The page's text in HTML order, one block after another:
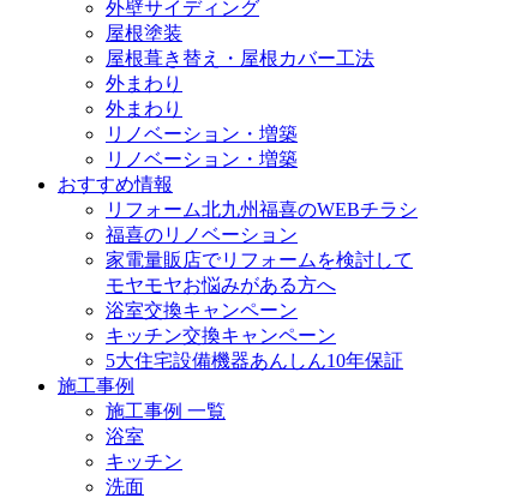
外壁サイディング
屋根塗装
屋根葺き替え・屋根カバー工法
外まわり
外まわり
リノベーション・増築
リノベーション・増築
おすすめ情報
リフォーム北九州福喜のWEBチラシ
福喜のリノベーション
家電量販店でリフォームを検討して
モヤモヤお悩みがある方へ
浴室交換キャンペーン
キッチン交換キャンペーン
5大住宅設備機器あんしん10年保証
施工事例
施工事例 一覧
浴室
キッチン
洗面